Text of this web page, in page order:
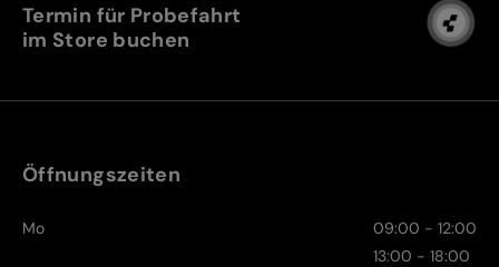
Termin für Probefahrt
im Store buchen
Öffnungszeiten
Mo
09:00 - 12:00
13:00 - 18:00